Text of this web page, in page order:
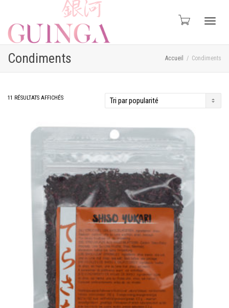
Condiments Accueil Condiments
11 RÉSULTATS AFFICHÉSTRIÉ